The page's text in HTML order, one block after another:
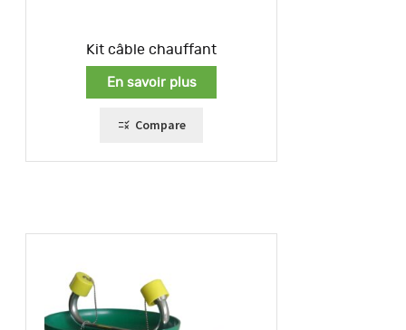
Kit câble chauffant
En savoir plus
Compare